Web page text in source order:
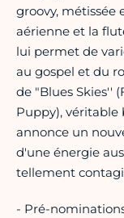
groovy, métissée
aérienne et la
lui permet de
au gospel et du
de "Blues Skies''
Puppy), véritable
annonce un
d'une énergie
tellement
- Pré-